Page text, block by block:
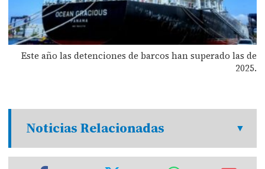
Este año las detenciones de barcos han superado las de
2025.
Noticias Relacionadas